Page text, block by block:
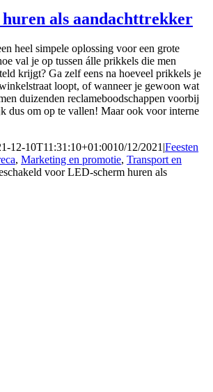
als aandachttrekker
heel simpele oplossing voor een grote
val je op tussen álle prikkels die men
krijgt? Ga zelf eens na hoeveel prikkels je
loopt, of wanneer je gewoon wat
duizenden reclameboodschappen voorbij
dus om op te vallen! Maar ook voor interne
12-10T11:31:10+01:0010/12/2021 |Feesten
, Marketing en promotie, Transport en
voor LED-scherm huren als